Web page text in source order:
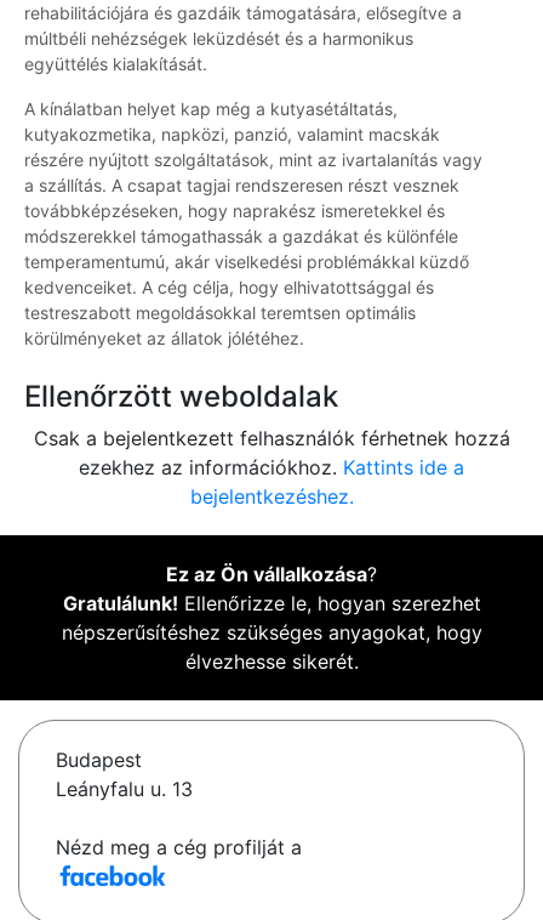
rehabilitációjára és gazdáik támogatására, elősegítve a
múltbéli nehézségek leküzdését és a harmonikus
együttélés kialakítását.
A kínálatban helyet kap még a kutyasétáltatás,
kutyakozmetika, napközi, panzió, valamint macskák
részére nyújtott szolgáltatások, mint az ivartalanítás vagy
a szállítás. A csapat tagjai rendszeresen részt vesznek
továbbképzéseken, hogy naprakész ismeretekkel és
módszerekkel támogathassák a gazdákat és különféle
temperamentumú, akár viselkedési problémákkal küzdő
kedvenceiket. A cég célja, hogy elhivatottsággal és
testreszabott megoldásokkal teremtsen optimális
körülményeket az állatok jólétéhez.
Ellenőrzött weboldalak
Csak a bejelentkezett felhasználók férhetnek hozzá
ezekhez az információkhoz. Kattints ide a
bejelentkezéshez.
Ez az Ön vállalkozása?
Gratulálunk! Ellenőrizze le, hogyan szerezhet
népszerűsítéshez szükséges anyagokat, hogy
élvezhesse sikerét.
Budapest
Leányfalu u. 13
Nézd meg a cég profilját a